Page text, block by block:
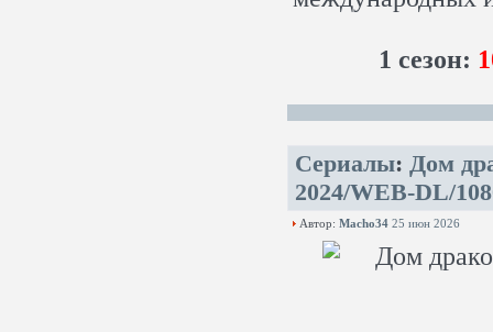
1 сезон:
Сериалы: Дом
2024/WEB-DL/
Автор: Macho34 25 июн 2026